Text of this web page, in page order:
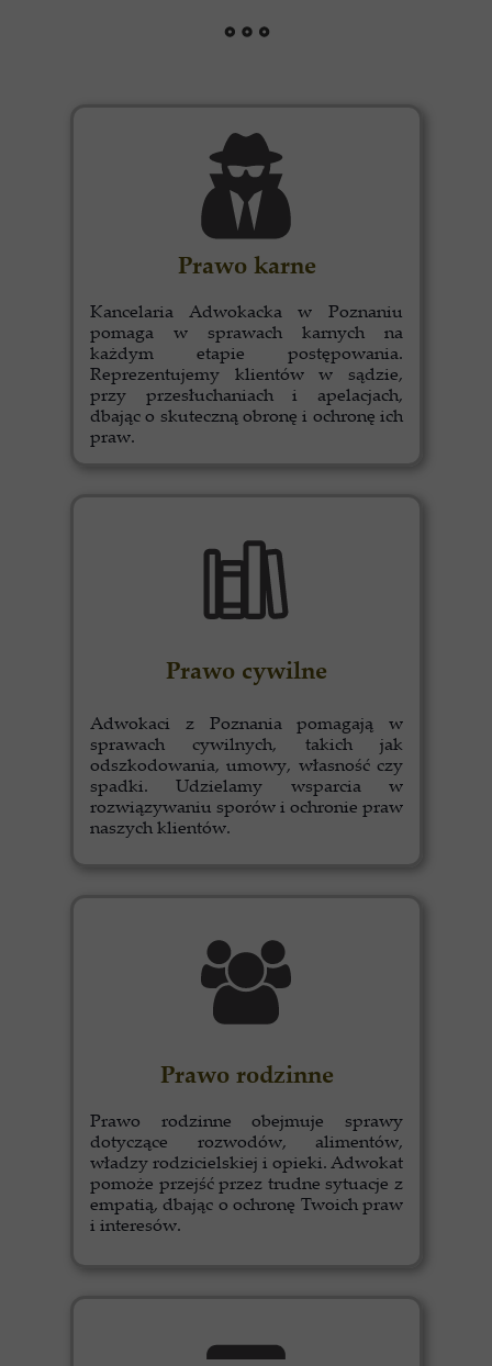
Prawo karne
Kancelaria Adwokacka w Poznaniu
pomaga w sprawach karnych na
każdym etapie postępowania.
Reprezentujemy klientów w sądzie,
przy przesłuchaniach i apelacjach,
dbając o skuteczną obronę i ochronę ich
praw.
Prawo rodzinne
Prawo rodzinne obejmuje sprawy
dotyczące rozwodów, alimentów,
władzy rodzicielskiej i opieki. Adwokat
pomoże przejść przez trudne sytuacje z
empatią, dbając o ochronę Twoich praw
i interesów.
Prawo cywilne
Adwokaci z Poznania pomagają w
sprawach cywilnych, takich jak
odszkodowania, umowy, własność czy
spadki. Udzielamy wsparcia w
rozwiązywaniu sporów i ochronie praw
naszych klientów.